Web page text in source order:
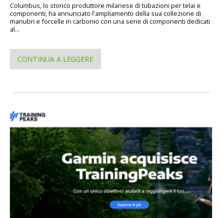
Columbus, lo storico produttore milanese di tubazioni per telai e
componenti, ha annunciato l'ampliamento della sua collezione di
manubri e forcelle in carbonio con una serie di componenti dedicati
al...
CONTINUA A LEGGERE